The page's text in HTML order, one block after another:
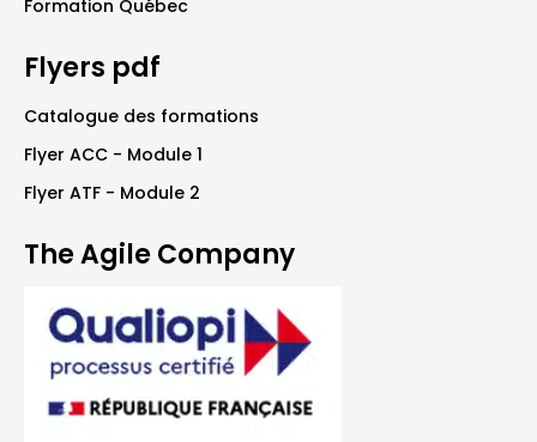
Formation Québec
Flyers pdf
Catalogue des formations
Flyer ACC - Module 1
Flyer ATF - Module 2
The Agile Company